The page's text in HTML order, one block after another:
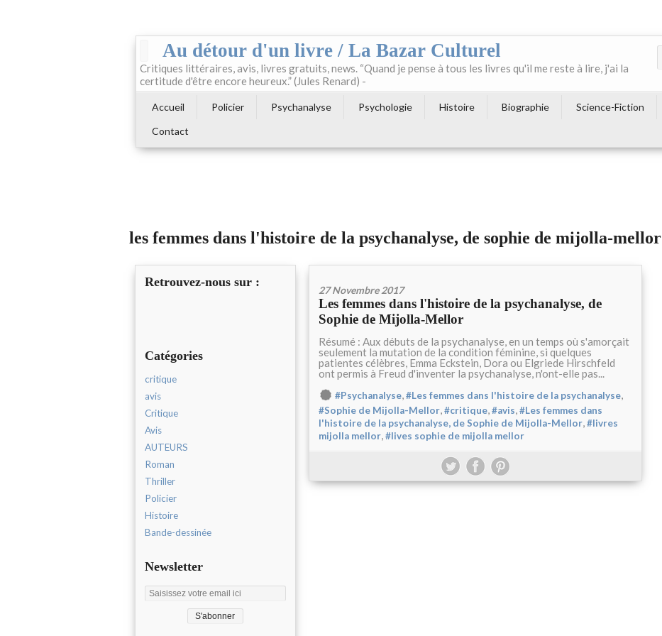
Au détour d'un livre / La Bazar Culturel
Critiques littéraires, avis, livres gratuits, news. “Quand je pense à tous les livres qu'il me reste à lire, j'ai la
certitude d'être encore heureux.” (Jules Renard) -
Accueil Policier Psychanalyse Psychologie Histoire Biographie Science-Fiction
Contact
les femmes dans l'histoire de la psychanalyse, de sophie de mijolla-mellor
Retrouvez-nous sur :
Catégories
critique
avis
Critique
Avis
AUTEURS
Roman
Thriller
Policier
Histoire
Bande-dessinée
Newsletter
27 Novembre 2017
Les femmes dans l'histoire de la psychanalyse, de
Sophie de Mijolla-Mellor
Résumé : Aux débuts de la psychanalyse, en un temps où s'amorçait
seulement la mutation de la condition féminine, si quelques
patientes célèbres, Emma Eckstein, Dora ou Elgriede Hirschfeld
ont permis à Freud d'inventer la psychanalyse, n'ont-elle pas...
#Psychanalyse,#Les femmes dans l'histoire de la psychanalyse,
#Sophie de Mijolla-Mellor,#critique,#avis,#Les femmes dans
l'histoire de la psychanalyse, de Sophie de Mijolla-Mellor,#livres
mijolla mellor,#lives sophie de mijolla mellor